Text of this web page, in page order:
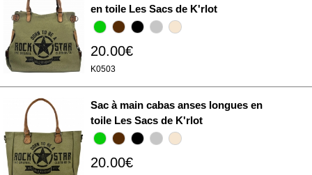
en toile Les Sacs de K'rlot
20.00€
K0503
Sac à main cabas anses longues en
toile Les Sacs de K'rlot
20.00€